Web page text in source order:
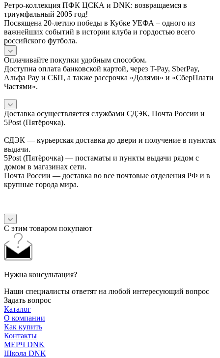
Ретро-коллекция ПФК ЦСКА и DNK: возвращаемся в
триумфальный 2005 год!
Посвящена 20-летию победы в Кубке УЕФА – одного из
важнейших событий в истории клуба и гордостью всего
российского футбола.
Оплачивайте покупки удобным способом.
Доступна оплата банковской картой, через T-Pay, SberPay,
Альфа Pay и СБП, а также рассрочка «Долями» и «СберПлати
Частями».
Доставка осуществляется службами СДЭК, Почта России и
5Post (Пятёрочка).
СДЭК — курьерская доставка до двери и получение в пунктах
выдачи.
5Post (Пятёрочка) — постаматы и пункты выдачи рядом с
домом в магазинах сети.
Почта России — доставка во все почтовые отделения РФ и в
крупные города мира.
С этим товаром покупают
Нужна консультация?
Наши специалисты ответят на любой интересующий вопрос
Задать вопрос
Каталог
О компании
Как купить
Контакты
МЕРЧ DNK
Школа DNK